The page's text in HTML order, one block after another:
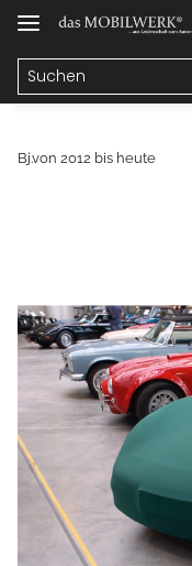
Bj.von 2012 bis heute